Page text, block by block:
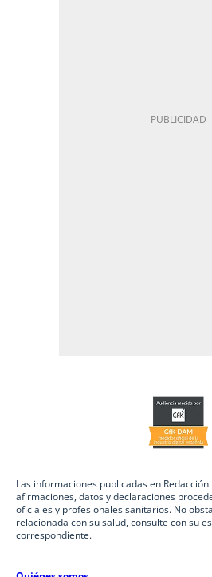
Las informaciones publicadas en
afirmaciones, datos y declaraciones
oficiales y profesionales sanitarios. No
relacionada con su salud, consulte con su
correspondiente.